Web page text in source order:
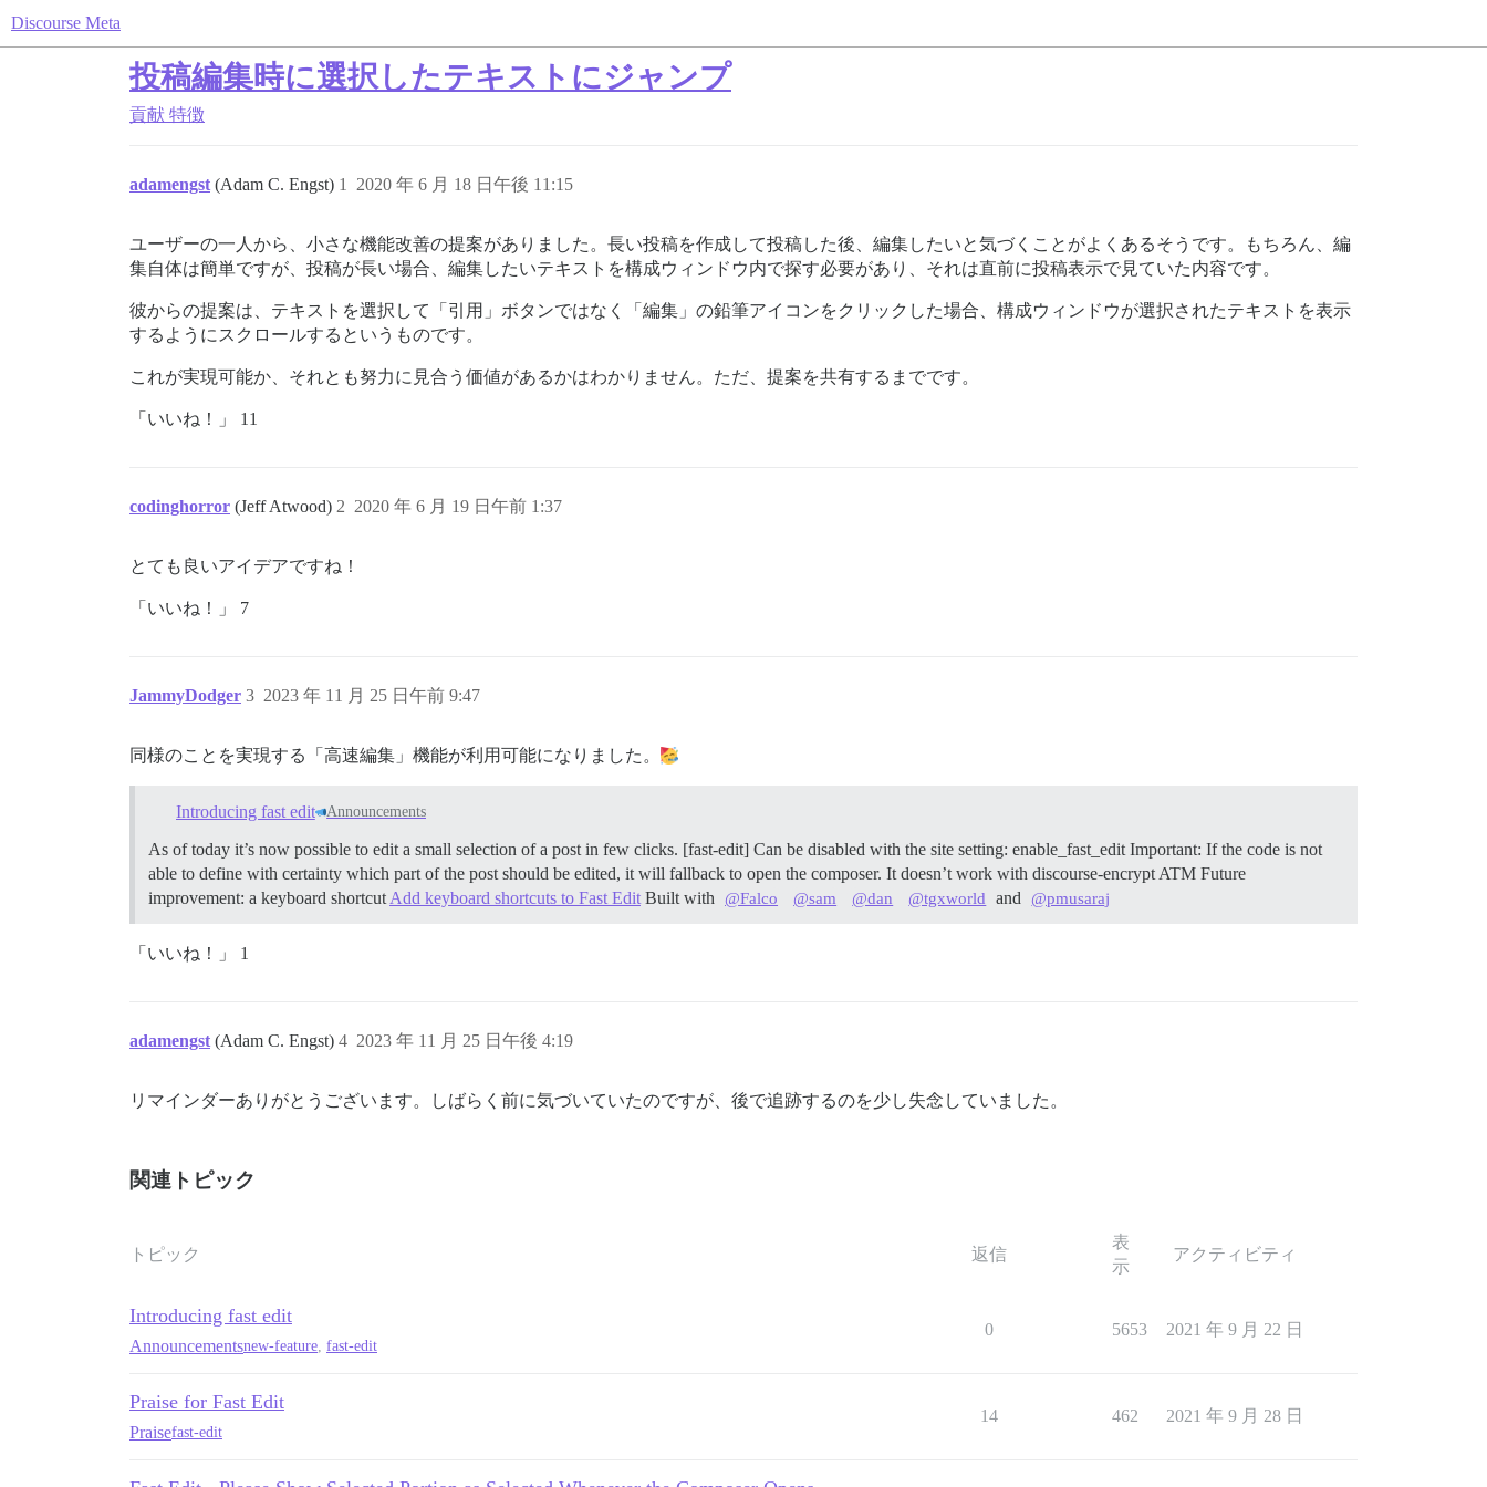
Discourse Meta
投稿編集時に選択したテキストにジャンプ
貢献 特徴
adamengst (Adam C. Engst) 2020 年 6 月 18 日午後 11:15
1
ユーザーの一人から、小さな機能改善の提案がありました。長い投稿を作成して投稿した後、編集したいと気づくことがよくあるそうです。もちろん、編
集自体は簡単ですが、投稿が長い場合、編集したいテキストを構成ウィンドウ内で探す必要があり、それは直前に投稿表示で見ていた内容です。
彼からの提案は、テキストを選択して「引用」ボタンではなく「編集」の鉛筆アイコンをクリックした場合、構成ウィンドウが選択されたテキストを表示
するようにスクロールするというものです。
これが実現可能か、それとも努力に見合う価値があるかはわかりません。ただ、提案を共有するまでです。
「いいね！」 11
codinghorror (Jeff Atwood) 2020 年 6 月 19 日午前 1:37
2
とても良いアイデアですね！
「いいね！」 7
JammyDodger 2023 年 11 月 25 日午前 9:47
3
同様のことを実現する「高速編集」機能が利用可能になりました。
Introducing fast edit Announcements
As of today it’s now possible to edit a small selection of a post in few clicks. [fast-edit] Can be disabled with the site setting: enable_fast_edit Important: If the code is not
able to define with certainty which part of the post should be edited, it will fallback to open the composer. It doesn’t work with discourse-encrypt ATM Future
improvement: a keyboard shortcut Add keyboard shortcuts to Fast Edit Built with @Falco @sam @dan @tgxworld and @pmusaraj
「いいね！」 1
adamengst (Adam C. Engst) 2023 年 11 月 25 日午後 4:19
4
リマインダーありがとうございます。しばらく前に気づいていたのですが、後で追跡するのを少し失念していました。
関連トピック
トピック 返信
表
示
アクティビティ
Introducing fast edit
Announcementsnew-feature, fast-edit
0 5653 2021 年 9 月 22 日
Praise for Fast Edit
Praisefast-edit
14 462 2021 年 9 月 28 日